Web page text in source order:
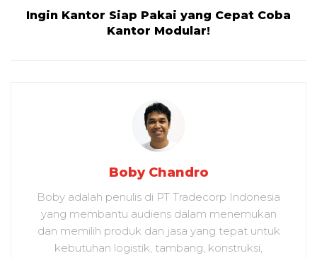
Ingin Kantor Siap Pakai yang Cepat Coba
Kantor Modular!
Boby Chandro
Boby adalah penulis di PT Tradecorp Indonesia
yang membantu audiens dalam menemukan
dan memilih produk dan jasa yang tepat untuk
kebutuhan logistik, tambang, konstruksi,